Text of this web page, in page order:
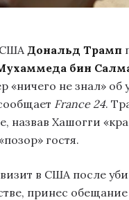
СШАДональд Трамп
бин
«ничего не знал» об
France 24.
назвав Хашогги
гостя.
в США после
принес обещание